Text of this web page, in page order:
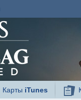
Карты iTunes